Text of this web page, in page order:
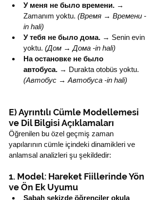
У меня не было времени. →
Zamanım yoktu. (Время → Времени -
in hali)
У тебя не было дома. → Senin evin
yoktu. (Дом → Дома -in hali)
На остановке не было
автобуса. → Durakta otobüs yoktu.
(Автобус → Автобуса -in hali)
E) Ayrıntılı Cümle Modellemesi
ve Dil Bilgisi Açıklamaları
Öğrenilen bu özel geçmiş zaman
yapılarının cümle içindeki dinamikleri ve
anlamsal analizleri şu şekildedir:
1. Model: Hareket Fiillerinde Yön
ve Ön Ek Uyumu
Sabah sekizde öğrenciler okula